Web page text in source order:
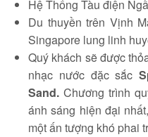
Hệ Thống Tàu điện
Du thuyền trên Vịnh
Singapore lung linh
Quý khách sẽ được
nhạc nước đặc sắc
Sand. Chương trình
ánh sáng hiện đại
một ấn tượng khó phai